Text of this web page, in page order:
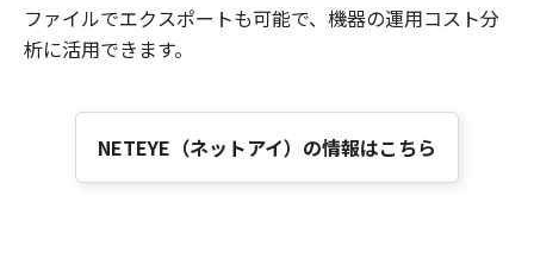
ファイルでエクスポートも可能で、機器の運用コスト分
析に活用できます。
NETEYE（ネットアイ）の情報はこちら